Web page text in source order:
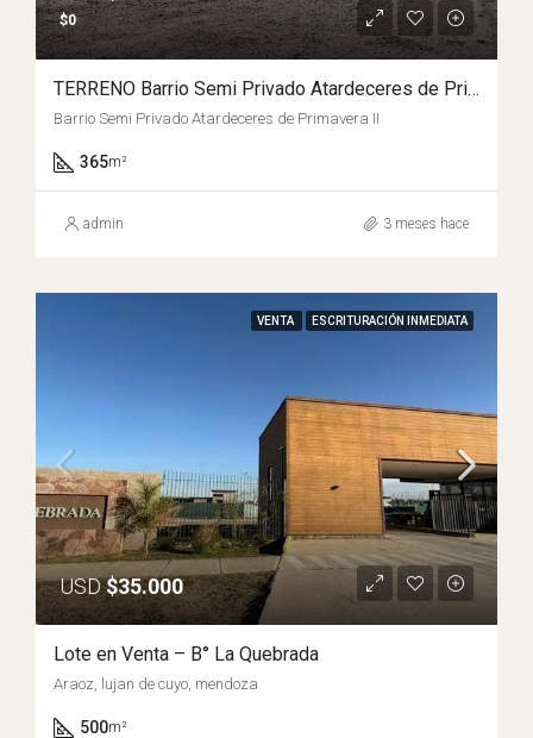
$0
TERRENO Barrio Semi Privado Atardeceres de Primavera II
Barrio Semi Privado Atardeceres de Primavera II
365m²
admin 3 meses hace
VENTA ESCRITURACIÓN INMEDIATA
USD$35.000
Lote en Venta – B° La Quebrada
Araoz, lujan de cuyo, mendoza
500m²